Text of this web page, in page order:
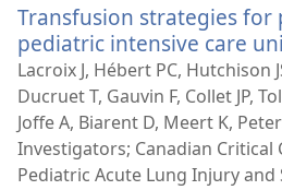
Transfusion strategies for
pediatric intensive care
Lacroix J, Hébert PC, Hutchison
Ducruet T, Gauvin F, Collet JP,
Joffe A, Biarent D, Meert K,
Investigators; Canadian Critical
Pediatric Acute Lung Injury